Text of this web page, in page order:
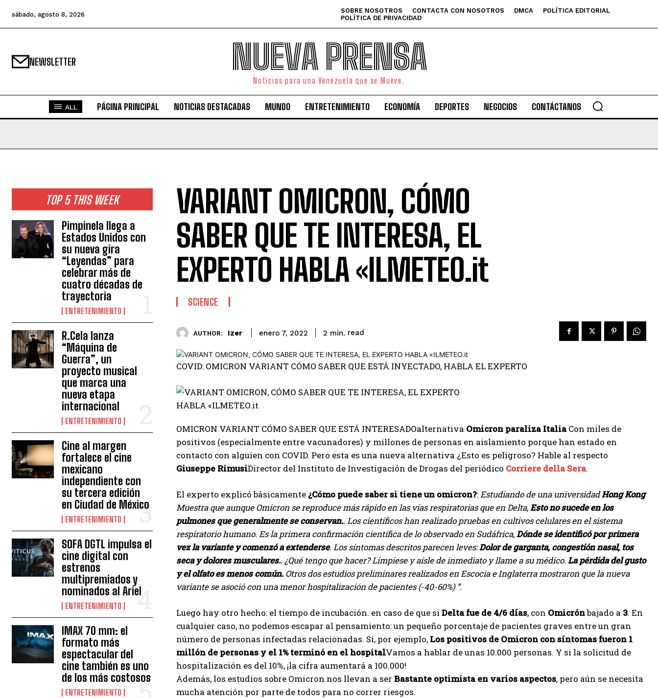
sábado, agosto 8, 2026 SOBRE NOSOTROS CONTACTA CON NOSOTROS DMCA
POLÍTICA EDITORIAL
POLÍTICA DE PRIVACIDAD
NEWSLETTER NUEVA PRENSA
Noticias para una Venezuela que se Mueve.
ALL PÁGINA PRINCIPAL NOTICIAS DESTACADAS MUNDO ENTRETENIMIENTO ECONOMÍA DEPORTES NEGOCIOS CONTÁCTANOS
TOP 5 THIS WEEK
Pimpinela llega a
Estados Unidos con
su nueva gira
“Leyendas” para
celebrar más de
cuatro décadas de
trayectoria
ENTRETENIMIENTO
R.Cela lanza
“Máquina de
Guerra”, un
proyecto musical
que marca una
nueva etapa
internacional
ENTRETENIMIENTO
Cine al margen
fortalece el cine
mexicano
independiente con
su tercera edición
en Ciudad de México
ENTRETENIMIENTO
SOFA DGTL impulsa el
cine digital con
estrenos
multipremiados y
nominados al Ariel
ENTRETENIMIENTO
IMAX 70 mm: el
formato más
espectacular del
cine también es uno
de los más costosos
ENTRETENIMIENTO
VARIANT OMICRON, CÓMO
SABER QUE TE INTERESA, EL
EXPERTO HABLA «ILMETEO.it
SCIENCE
AUTHOR: Izer enero 7, 2022 2 min. read
COVID: OMICRON VARIANT CÓMO SABER QUE ESTÁ INYECTADO, HABLA EL EXPERTO
OMICRON VARIANT CÓMO SABER QUE ESTÁ INTERESADOalternativa Omicron paraliza ItaliaCon miles de
positivos (especialmente entre vacunadores) y millones de personas en aislamiento porque han estado en
contacto con alguien con COVID. Pero esta es una nueva alternativa ¿Esto es peligroso? Hable al respecto
Giuseppe RimusiDirector del Instituto de Investigación de Drogas del periódico Corriere della Sera.
El experto explicó básicamente ¿Cómo puede saber si tiene un omicron?:Estudiando de una universidadHong Kong
Muestra que aunque Omicron se reproduce más rápido en las vías respiratorias que en Delta,Esto no sucede en los
pulmones que generalmente se conservan.. Los científicos han realizado pruebas en cultivos celulares en el sistema
respiratorio humano. Es la primera confirmación científica de lo observado en Sudáfrica,Dónde se identificó por primera
vez la variante y comenzó a extenderse. Los síntomas descritos parecen leves:Dolor de garganta, congestión nasal, tos
seca y dolores musculares.. ¿Qué tengo que hacer? Límpiese y aísle de inmediato y llame a su médico.La pérdida del gusto
y el olfato es menos común.Otros dos estudios preliminares realizados en Escocia e Inglaterra mostraron que la nueva
variante se asoció con una menor hospitalización de pacientes (-40-60%) ”.
Luego hay otro hecho: el tiempo de incubación. en caso de que si Delta fue de 4/6 días, con Omicrónbajado a 3. En
cualquier caso, no podemos escapar al pensamiento: un pequeño porcentaje de pacientes graves entre un gran
número de personas infectadas relacionadas. Si, por ejemplo, Los positivos de Omicron con síntomas fueron 1
millón de personas y el 1% terminó en el hospitalVamos a hablar de unas 10.000 personas. Y si la solicitud de
hospitalización es del 10%, ¡la cifra aumentará a 100.000!
Además, los estudios sobre Omicron nos llevan a ser Bastante optimista en varios aspectos, pero aún se necesita
mucha atención por parte de todos para no correr riesgos.